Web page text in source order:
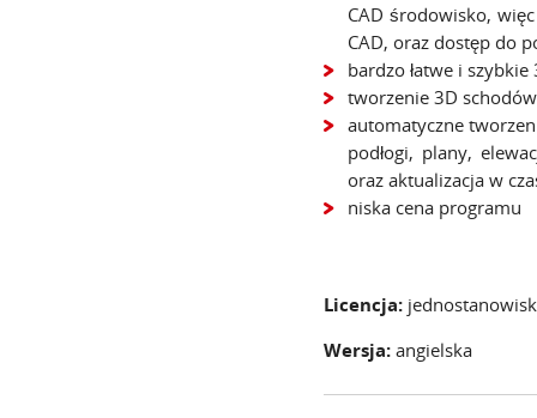
CAD środowisko,
CAD, oraz dostęp do
bardzo łatwe i
tworzenie 3D
automatyczne
podłogi, plany,
oraz aktualizacja w
niska cena programu
Licencja:
Wersja: angielska